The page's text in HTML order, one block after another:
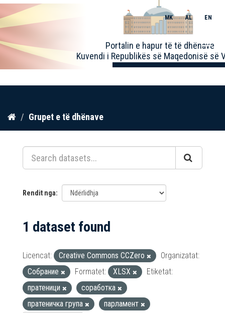
Kalo
përmbajtja
Portalin e hapur të të dhënave
Kuvendi i Republikës së Maqedonisë së
MK AL EN
Toggle
Grupet e të dhënave
Rendit nga
1 dataset found
Licencat: Creative Commons CCZero
Organizatat:
Собрание
Formatet: XLSX
Etiketat:
пратеници
соработка
пратеничка група
парламент